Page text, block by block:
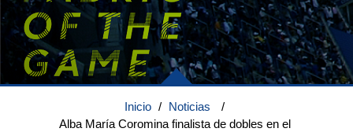
Inicio / Noticias
/
Alba María Coromina finalista de dobles en el